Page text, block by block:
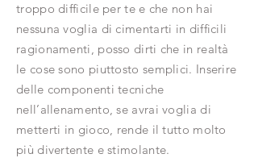
troppo difficile per te e che non hai
nessuna voglia di cimentarti in difficili
ragionamenti, posso dirti che in realtà
le cose sono piuttosto semplici. Inserire
delle componenti tecniche
nell’allenamento, se avrai voglia di
metterti in gioco, rende il tutto molto
più divertente e stimolante.